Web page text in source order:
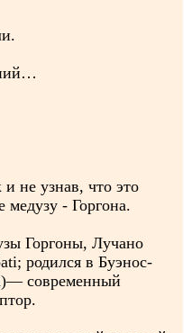
не узнав, что это
медузу - Горгона.
Горгоны, Лучано
родился в Буэнос-
современный